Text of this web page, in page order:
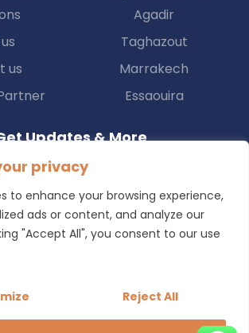
privacy
to enhance your browsing experience,
ads or content, and analyze our
"Accept All", you consent to our use
Reject All
us
Agadir
Taghazout
Marrakech
Essaouira
Updates & More
free newsletter and stay up to date
Subscribe
Transfers.ma All Rights Reserved.